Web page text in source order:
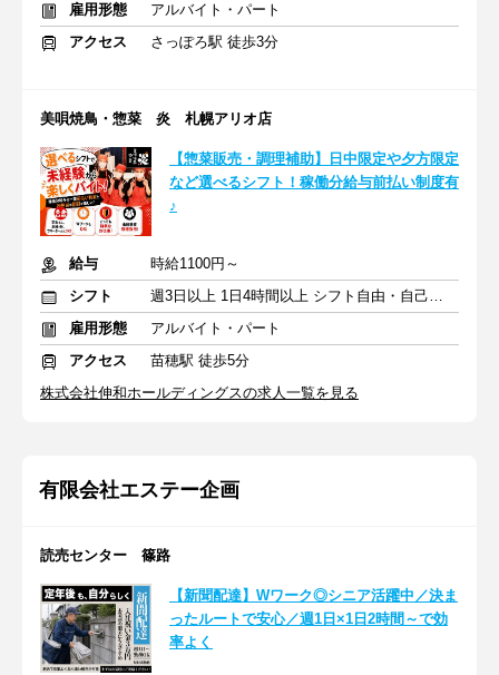
雇用形態
アルバイト・パート
アクセス
さっぽろ駅 徒歩3分
美唄焼鳥・惣菜 炎 札幌アリオ店
【惣菜販売・調理補助】日中限定や夕方限定
など選べるシフト！稼働分給与前払い制度有
♪
給与
時給1100円～
シフト
週3日以上 1日4時間以上 シフト自由・自己申告
雇用形態
アルバイト・パート
アクセス
苗穂駅 徒歩5分
株式会社伸和ホールディングスの求人一覧を見る
有限会社エステー企画
読売センター 篠路
【新聞配達】Wワーク◎シニア活躍中／決ま
ったルートで安心／週1日×1日2時間～で効
率よく